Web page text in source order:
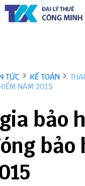
TỨC KẾ TOÁN
NĂM 2015
bảo
bảo